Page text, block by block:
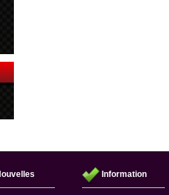
Information